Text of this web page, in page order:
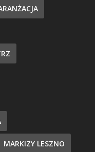
MARKIZY LESZNO